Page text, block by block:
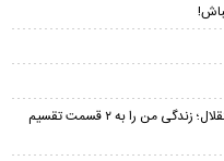
پیام احساسی ستاره برزیلی برای هواداران استقلال؛ زندگی من را به ۲ قسمت تقسیم